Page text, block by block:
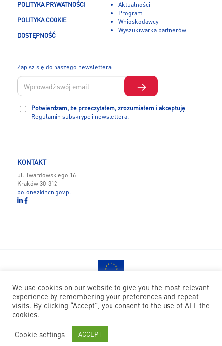
POLITYKA PRYWATNOŚCI
POLITYKA COOKIE
DOSTĘPNOŚĆ
Aktualności
Program
Wnioskodawcy
Wyszukiwarka partnerów
Zapisz się do naszego newslettera:
Potwierdzam, że przeczytałem, zrozumiałem i akceptuję
Regulamin subskrypcji newslettera.
KONTAKT
ul. Twardowskiego 16
Kraków 30-312
polonez@ncn.gov.pl
Projekt finansowany ze środków programu ramowego Unii
Europejskiej w zakresie badań naukowych i innowacji Horyzont 2020
na podstawie umowy nr 945339 w ramach działań „Marie
© National Science Centre|Code: Nfinity
We use cookies on our website to give you the most relevant
experience by remembering your preferences and repeat
visits. By clicking “Accept”, you consent to the use of ALL the
cookies.
Cookie settings ACCEPT